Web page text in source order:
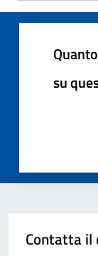
su
Contatta il